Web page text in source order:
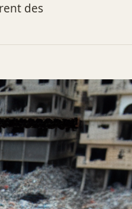
des